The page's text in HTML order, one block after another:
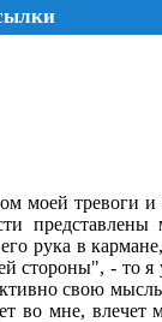
моей тревоги и
представлены
рука в
стороны", - то я
свою мысль
во мне, влечет